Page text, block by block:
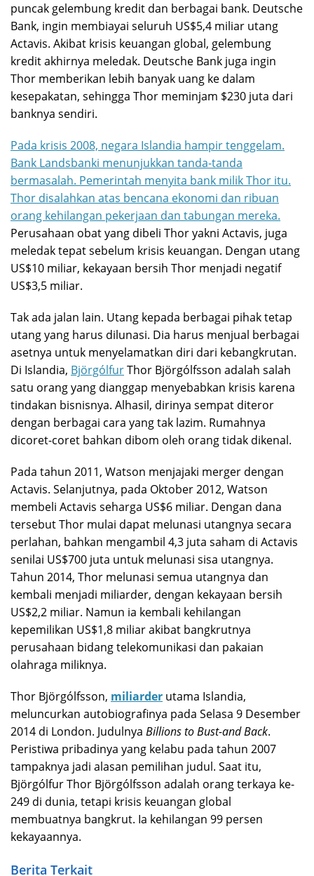
puncak gelembung kredit dan berbagai bank. Deutsche
Bank, ingin membiayai seluruh US$5,4 miliar utang
Actavis. Akibat krisis keuangan global, gelembung
kredit akhirnya meledak. Deutsche Bank juga ingin
Thor memberikan lebih banyak uang ke dalam
kesepakatan, sehingga Thor meminjam $230 juta dari
banknya sendiri.
Pada krisis 2008, negara Islandia hampir tenggelam.
Bank Landsbanki menunjukkan tanda-tanda
bermasalah. Pemerintah menyita bank milik Thor itu.
Thor disalahkan atas bencana ekonomi dan ribuan
orang kehilangan pekerjaan dan tabungan mereka.
Perusahaan obat yang dibeli Thor yakni Actavis, juga
meledak tepat sebelum krisis keuangan. Dengan utang
US$10 miliar, kekayaan bersih Thor menjadi negatif
US$3,5 miliar.
Tak ada jalan lain. Utang kepada berbagai pihak tetap
utang yang harus dilunasi. Dia harus menjual berbagai
asetnya untuk menyelamatkan diri dari kebangkrutan.
Di Islandia, BjörgólfurThor Björgólfsson adalah salah
satu orang yang dianggap menyebabkan krisis karena
tindakan bisnisnya. Alhasil, dirinya sempat diteror
dengan berbagai cara yang tak lazim. Rumahnya
dicoret-coret bahkan dibom oleh orang tidak dikenal.
Pada tahun 2011, Watson menjajaki merger dengan
Actavis. Selanjutnya, pada Oktober 2012, Watson
membeli Actavis seharga US$6 miliar. Dengan dana
tersebut Thor mulai dapat melunasi utangnya secara
perlahan, bahkan mengambil 4,3 juta saham di Actavis
senilai US$700 juta untuk melunasi sisa utangnya.
Tahun 2014, Thor melunasi semua utangnya dan
kembali menjadi miliarder, dengan kekayaan bersih
US$2,2 miliar. Namun ia kembali kehilangan
kepemilikan US$1,8 miliar akibat bangkrutnya
perusahaan bidang telekomunikasi dan pakaian
olahraga miliknya.
Thor Björgólfsson, miliarder utama Islandia,
meluncurkan autobiografinya pada Selasa 9 Desember
2014 di London. Judulnya Billions to Bust-and Back.
Peristiwa pribadinya yang kelabu pada tahun 2007
tampaknya jadi alasan pemilihan judul. Saat itu,
Björgólfur Thor Björgólfsson adalah orang terkaya ke-
249 di dunia, tetapi krisis keuangan global
membuatnya bangkrut. Ia kehilangan 99 persen
kekayaannya.
Berita Terkait